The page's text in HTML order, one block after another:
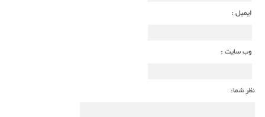
ایمیل :
وب سایت :
نظر شما: